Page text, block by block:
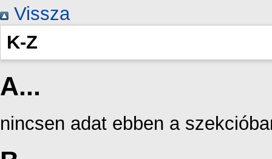
Vissza
K-Z
A...
nincsen adat ebben a